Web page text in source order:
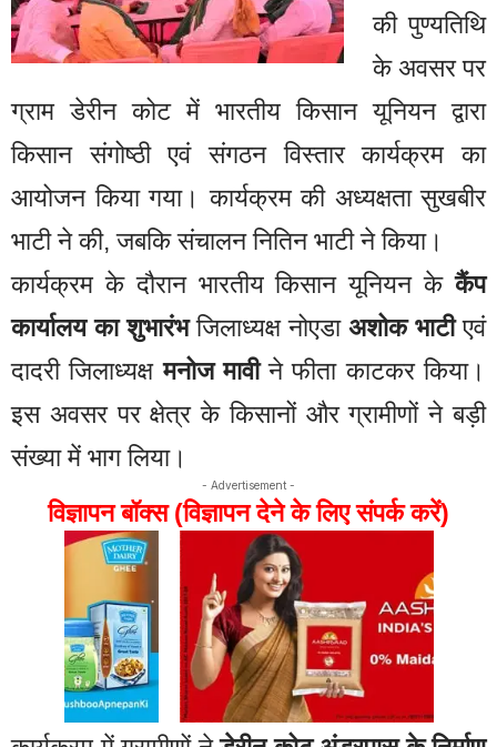
की पुण्यतिथि
के अवसर पर
ग्राम डेरीन कोट में भारतीय किसान यूनियन द्वारा
किसान संगोष्ठी एवं संगठन विस्तार कार्यक्रम का
आयोजन किया गया। कार्यक्रम की अध्यक्षता सुखबीर
भाटी ने की, जबकि संचालन नितिन भाटी ने किया।
कार्यक्रम के दौरान भारतीय किसान यूनियन केकैंप
कार्यालय का शुभारंभजिलाध्यक्ष नोएडा अशोक भाटीएवं
दादरी जिलाध्यक्षमनोज मावीने फीता काटकर किया।
इस अवसर पर क्षेत्र के किसानों और ग्रामीणों ने बड़ी
संख्या में भाग लिया।
- Advertisement -
विज्ञापन बॉक्स (विज्ञापन देने के लिए संपर्क करें)